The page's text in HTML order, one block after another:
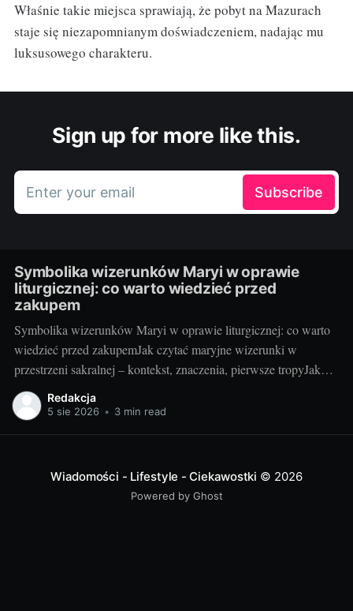
Właśnie takie miejsca sprawiają, że pobyt na Mazurach
staje się niezapomnianym doświadczeniem, nadając mu
luksusowego charakteru.
Sign up for more like this.
Enter your email Subscribe
Symbolika wizerunków Maryi w oprawie
liturgicznej: co warto wiedzieć przed
zakupem
Symbolika wizerunków Maryi w oprawie liturgicznej: co warto
wiedzieć przed zakupemJak czytać maryjne wizerunki w
przestrzeni sakralnej – kontekst, znaczenia, pierwsze tropyJako
blogerka, która z radością testuje i porównuje rozwiązania do
kościołów i kaplic, wiem jedno: maryjny wizerunek w liturgii nie
Redakcja
5 sie 2026 • 3 min read
Wiadomości - Lifestyle - Ciekawostki © 2026
Powered by Ghost